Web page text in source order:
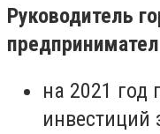
Руководитель
на 2021 год
инвестиций